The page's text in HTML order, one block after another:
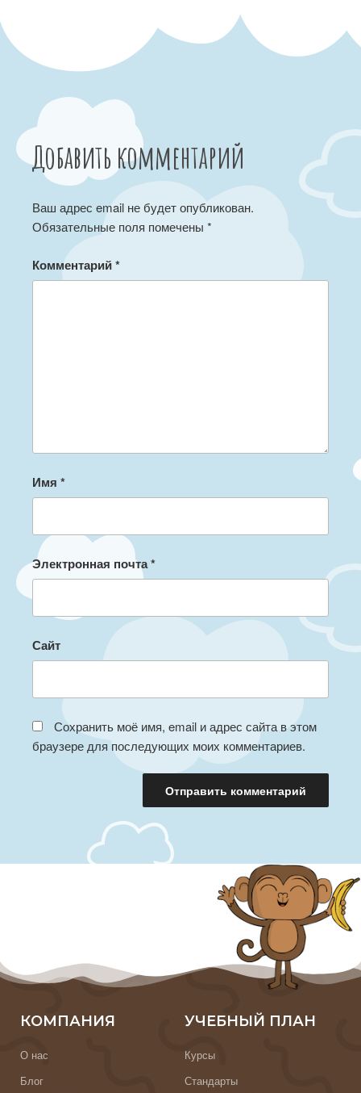
Добавить комментарий
Ваш адрес email не будет опубликован.
Обязательные поля помечены *
Комментарий*
Имя *
Электронная почта*
Сайт
Сохранить моё имя, email и адрес сайта в этом
браузере для последующих моих комментариев.
КОМПАНИЯ
О нас
Блог
УЧЕБНЫЙ ПЛАН
Курсы
Стандарты